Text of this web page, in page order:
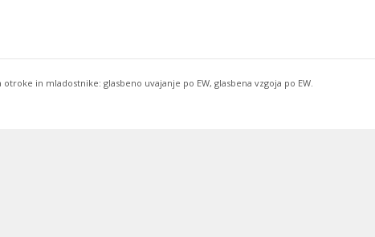
in mladostnike: glasbeno uvajanje po EW, glasbena vzgoja po EW.